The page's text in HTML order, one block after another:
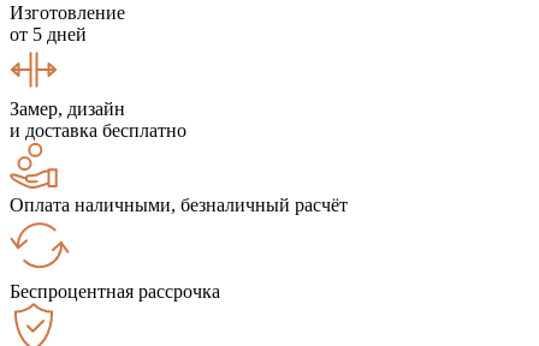
Изготовление
от 5 дней
Замер, дизайн
и доставка бесплатно
Оплата наличными, безналичный расчёт
Беспроцентная рассрочка